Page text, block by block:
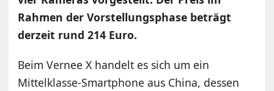
Rahmen der Vorstellungsphase beträgt
derzeit rund 214 Euro.
Beim Vernee X handelt es sich um ein
Mittelklasse-Smartphone aus China, dessen